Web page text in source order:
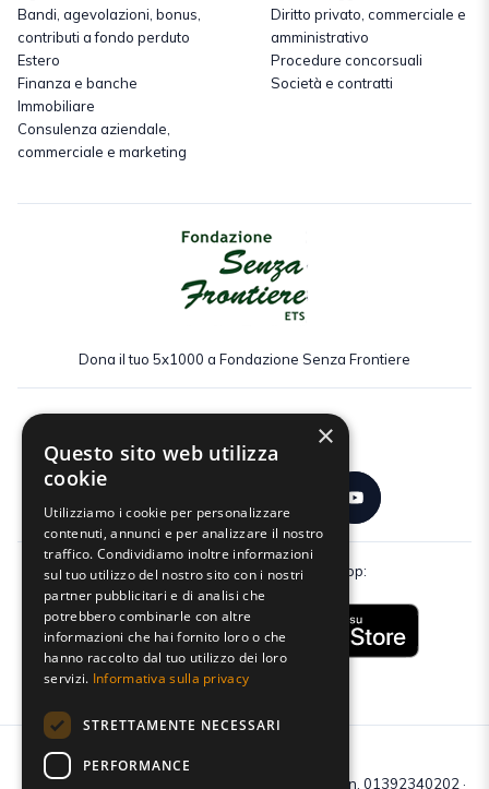
Bandi, agevolazioni, bonus,
contributi a fondo perduto
Estero
Finanza e banche
Immobiliare
Consulenza aziendale,
commerciale e marketing
Diritto privato, commerciale e
amministrativo
Procedure concorsuali
Società e contratti
Dona il tuo 5x1000 a Fondazione Senza Frontiere
Scarica gratuitamente la nostra app:
C.F e P.IVA: 01392340202 · Reg.Imp. di Mantova: n. 01392340202 ·
×
Questo sito web utilizza
cookie
Utilizziamo i cookie per personalizzare
contenuti, annunci e per analizzare il nostro
traffico. Condividiamo inoltre informazioni
sul tuo utilizzo del nostro sito con i nostri
partner pubblicitari e di analisi che
potrebbero combinarle con altre
informazioni che hai fornito loro o che
hanno raccolto dal tuo utilizzo dei loro
servizi. Informativa sulla privacy
STRETTAMENTE NECESSARI
PERFORMANCE